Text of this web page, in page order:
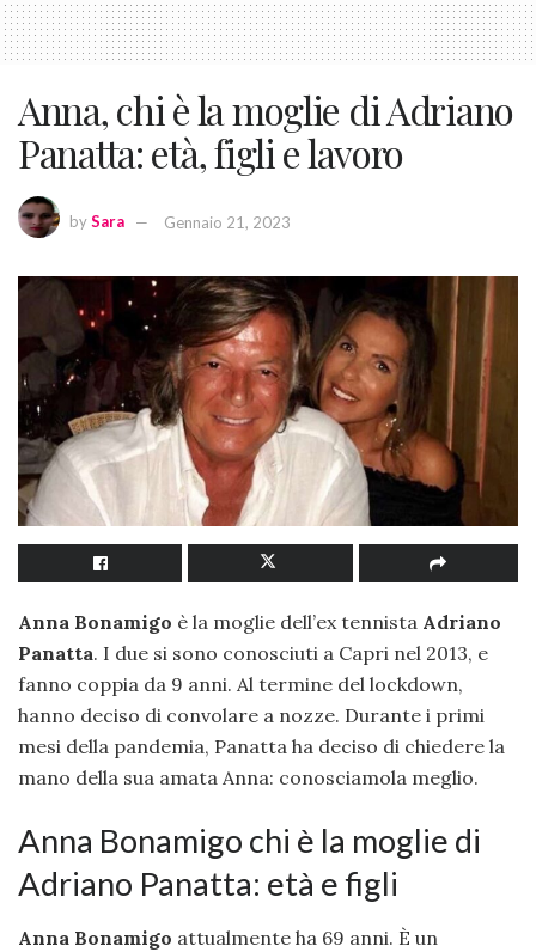
Anna, chi è la moglie di Adriano
Panatta: età, figli e lavoro
bySara Gennaio 21, 2023
Anna Bonamigo è la moglie dell’ex tennista Adriano
Panatta. I due si sono conosciuti a Capri nel 2013, e
fanno coppia da 9 anni. Al termine del lockdown,
hanno deciso di convolare a nozze. Durante i primi
mesi della pandemia, Panatta ha deciso di chiedere la
mano della sua amata Anna: conosciamola meglio.
Anna Bonamigo chi è la moglie di
Adriano Panatta: età e figli
Anna Bonamigo attualmente ha 69 anni. È un